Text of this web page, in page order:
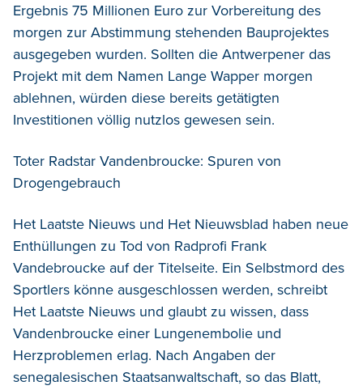
Ergebnis 75 Millionen Euro zur Vorbereitung des
morgen zur Abstimmung stehenden Bauprojektes
ausgegeben wurden. Sollten die Antwerpener das
Projekt mit dem Namen Lange Wapper morgen
ablehnen, würden diese bereits getätigten
Investitionen völlig nutzlos gewesen sein.
Toter Radstar Vandenbroucke: Spuren von
Drogengebrauch
Het Laatste Nieuws und Het Nieuwsblad haben neue
Enthüllungen zu Tod von Radprofi Frank
Vandebroucke auf der Titelseite. Ein Selbstmord des
Sportlers könne ausgeschlossen werden, schreibt
Het Laatste Nieuws und glaubt zu wissen, dass
Vandenbroucke einer Lungenembolie und
Herzproblemen erlag. Nach Angaben der
senegalesischen Staatsanwaltschaft, so das Blatt,